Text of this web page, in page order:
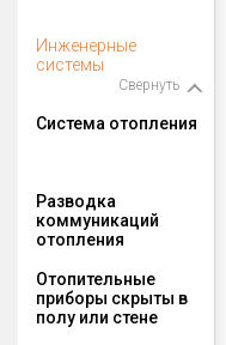
Инженерные
системы
Свернуть
Система отопления
Разводка
коммуникаций
отопления
Отопительные
приборы скрыты в
полу или стене